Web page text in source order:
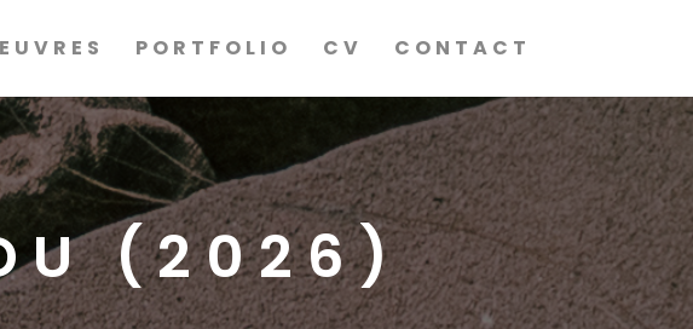
PORTFOLIO CV CONTACT
(2026)